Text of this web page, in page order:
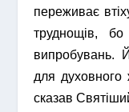
переживає
труднощів,
випробувань.
для
сказав